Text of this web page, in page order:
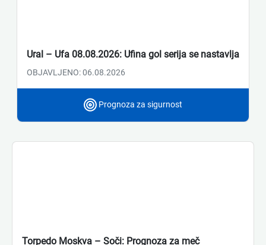
Ural – Ufa 08.08.2026: Ufina gol serija se nastavlja
OBJAVLJENO: 06.08.2026
Prognoza za sigurnost
Torpedo Moskva – Soči: Prognoza za meč